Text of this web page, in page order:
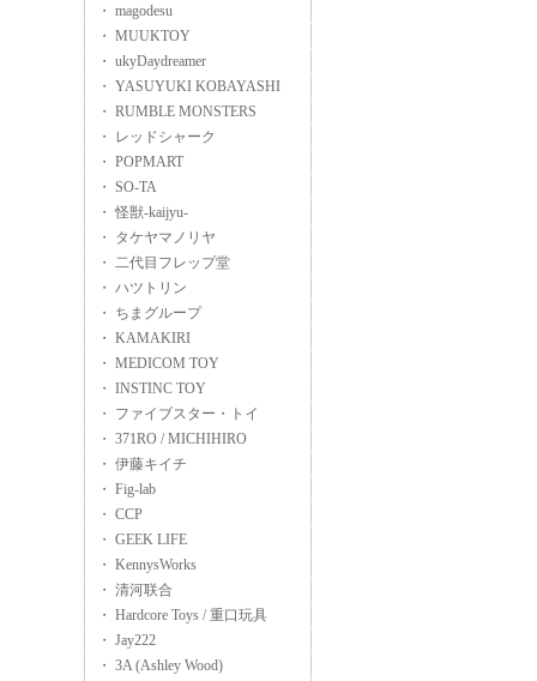
・ magodesu
・ MUUKTOY
・ ukyDaydreamer
・ YASUYUKI KOBAYASHI
・ RUMBLE MONSTERS
・ レッドシャーク
・ POPMART
・ SO-TA
・ 怪獣-kaijyu-
・ タケヤマノリヤ
・ 二代目フレップ堂
・ ハツトリン
・ ちまグループ
・ KAMAKIRI
・ MEDICOM TOY
・ INSTINC TOY
・ ファイブスター・トイ
・ 371RO / MICHIHIRO
・ 伊藤キイチ
・ Fig-lab
・ CCP
・ GEEK LIFE
・ KennysWorks
・ 清河联合
・ Hardcore Toys / 重口玩具
・ Jay222
・ 3A (Ashley Wood)